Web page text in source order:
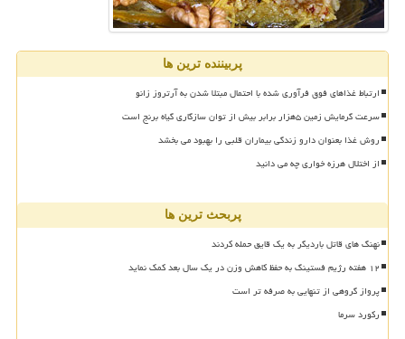
پربیننده ترین ها
ارتباط غذاهای فوق فرآوری شده با احتمال مبتلا شدن به آرتروز زانو
سرعت گرمایش زمین ۵هزار برابر بیش از توان سازگاری گیاه برنج است
روش غذا بعنوان دارو زندگی بیماران قلبی را بهبود می بخشد
از اختلال هرزه خواری چه می دانید
پربحث ترین ها
نهنگ های قاتل باردیگر به یک قایق حمله کردند
۱۲ هفته رژیم فستینگ به حفظ کاهش وزن در یک سال بعد کمک نماید
پرواز گروهی از تنهایی به صرفه تر است
رکورد سرما